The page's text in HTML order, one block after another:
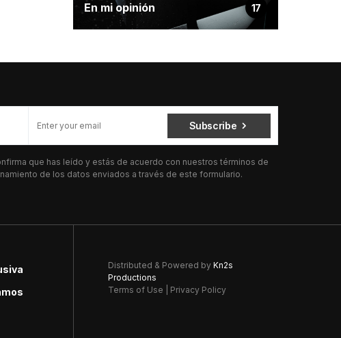
En mi opinión 17
Subscribe
que has leído y estás de acuerdo con nuestros términos de
de los datos enviados a través de este formulario.
Distributed & Powered by Kn2s
Productions
Terms of Use
Privacy Policy